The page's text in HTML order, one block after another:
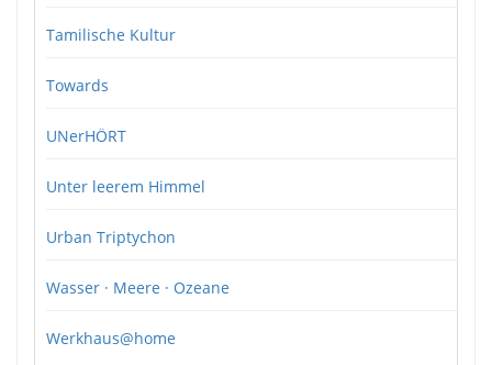
Tamilische Kultur
Towards
UNerHÖRT
Unter leerem Himmel
Urban Triptychon
Wasser · Meere · Ozeane
Werkhaus@home